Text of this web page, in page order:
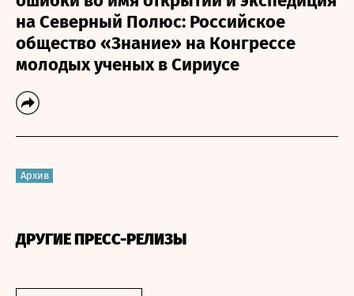
на Северный Полюс: Российское
общество «Знание» на Конгрессе
молодых ученых в Сириусе
Архив
ДРУГИЕ ПРЕСС-РЕЛИЗЫ